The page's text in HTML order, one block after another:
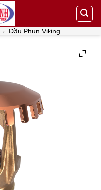
› Đầu Phun Viking